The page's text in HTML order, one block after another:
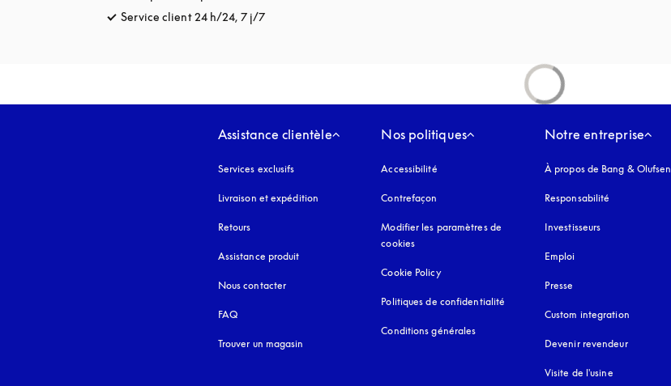
Service client 24 h/24, 7 j/7
Assistance clientèle
Services exclusifs
Livraison et expédition
Retours
Assistance produit
Nous contacter
FAQ
Trouver un magasin
Nos politiques
Accessibilité s’ouvre dans un nouvel onglet
Contrefaçon s’ouvre dans un nouvel onglet
Modifier les paramètres de
cookies
Cookie Policys’ouvre dans un nouvel onglet
Politiques de confidentialité
Conditions générales
Notre entreprise
À propos de Bang & Olufsen
Responsabilité
Investisseurs
Emploi
Presse
Custom integration
Devenir revendeur
Visite de l'usine